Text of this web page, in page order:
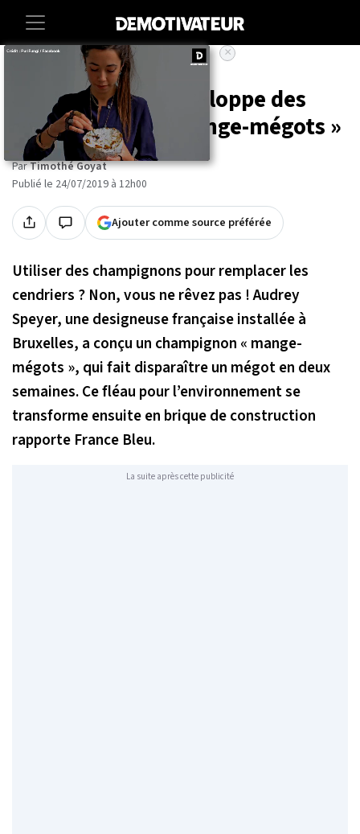
Societe Environnement
Une Française développe des
champignons « mange-mégots »
ParTimothé Goyat
Publié le 24/07/2019 à 12h00
Ajouter comme source préférée
×
Utiliser des champignons pour remplacer les
cendriers ? Non, vous ne rêvez pas ! Audrey
Speyer, une designeuse française installée à
Bruxelles, a conçu un champignon « mange-
mégots », qui fait disparaître un mégot en deux
semaines. Ce fléau pour l’environnement se
transforme ensuite en brique de construction
rapporte France Bleu.
La suite après cette publicité